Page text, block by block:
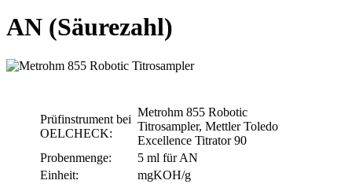
AN (Säurezahl)
Prüfinstrument bei
OELCHECK:
Metrohm 855 Robotic
Titrosampler, Mettler Toledo
Excellence Titrator 90
Probenmenge:
5 ml für AN
Einheit:
mgKOH/g